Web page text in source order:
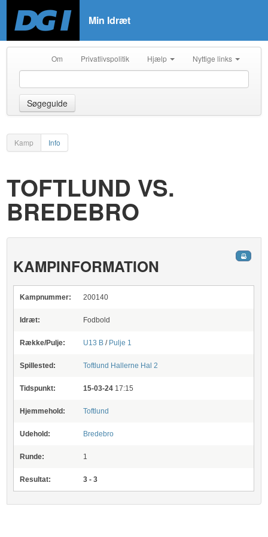
Min Idræt
Om Privatlivspolitik Hjælp Nyttige links
Søgeguide
Kamp Info
TOFTLUND VS.
BREDEBRO
KAMPINFORMATION
Kampnummer: 200140
Idræt: Fodbold
Række/Pulje: U13 B/ Pulje 1
Spillested: Toftlund Hallerne Hal 2
Tidspunkt: 15-03-24 17:15
Hjemmehold: Toftlund
Udehold: Bredebro
Runde: 1
Resultat: 3 - 3